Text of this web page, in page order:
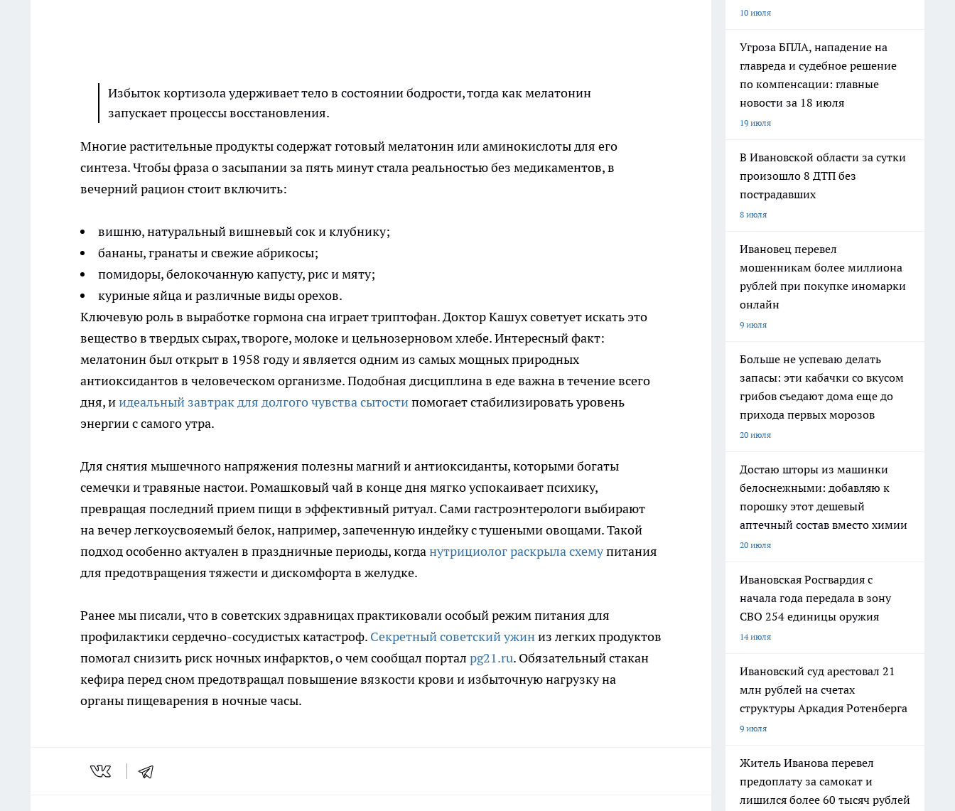
Избыток кортизола удерживает тело в состоянии бодрости, тогда как мелатонин
запускает процессы восстановления.
Многие растительные продукты содержат готовый мелатонин или аминокислоты для его
синтеза. Чтобы фраза о засыпании за пять минут стала реальностью без медикаментов, в
вечерний рацион стоит включить:
вишню, натуральный вишневый сок и клубнику;
бананы, гранаты и свежие абрикосы;
помидоры, белокочанную капусту, рис и мяту;
куриные яйца и различные виды орехов.
Ключевую роль в выработке гормона сна играет триптофан. Доктор Кашух советует искать это
вещество в твердых сырах, твороге, молоке и цельнозерновом хлебе. Интересный факт:
мелатонин был открыт в 1958 году и является одним из самых мощных природных
антиоксидантов в человеческом организме. Подобная дисциплина в еде важна в течение всего
дня, иидеальный завтрак для долгого чувства сытостипомогает стабилизировать уровень
энергии с самого утра.
Для снятия мышечного напряжения полезны магний и антиоксиданты, которыми богаты
семечки и травяные настои. Ромашковый чай в конце дня мягко успокаивает психику,
превращая последний прием пищи в эффективный ритуал. Сами гастроэнтерологи выбирают
на вечер легкоусвояемый белок, например, запеченную индейку с тушеными овощами. Такой
подход особенно актуален в праздничные периоды, когданутрициолог раскрыла схемупитания
для предотвращения тяжести и дискомфорта в желудке.
Ранее мы писали, что в советских здравницах практиковали особый режим питания для
профилактики сердечно-сосудистых катастроф. Секретный советский ужиниз легких продуктов
помогал снизить риск ночных инфарктов, о чем сообщал портал pg21.ru. Обязательный стакан
кефира перед сном предотвращал повышение вязкости крови и избыточную нагрузку на
органы пищеварения в ночные часы.
10 июля
Угроза БПЛА, нападение на
главреда и судебное решение
по компенсации: главные
новости за 18 июля
19 июля
В Ивановской области за сутки
произошло 8 ДТП без
пострадавших
8 июля
Ивановец перевел
мошенникам более миллиона
рублей при покупке иномарки
онлайн
9 июля
Больше не успеваю делать
запасы: эти кабачки со вкусом
грибов съедают дома еще до
прихода первых морозов
20 июля
Достаю шторы из машинки
белоснежными: добавляю к
порошку этот дешевый
аптечный состав вместо химии
20 июля
Ивановская Росгвардия с
начала года передала в зону
СВО 254 единицы оружия
14 июля
Ивановский суд арестовал 21
млн рублей на счетах
структуры Аркадия Ротенберга
9 июля
Житель Иванова перевел
предоплату за самокат и
лишился более 60 тысяч рублей